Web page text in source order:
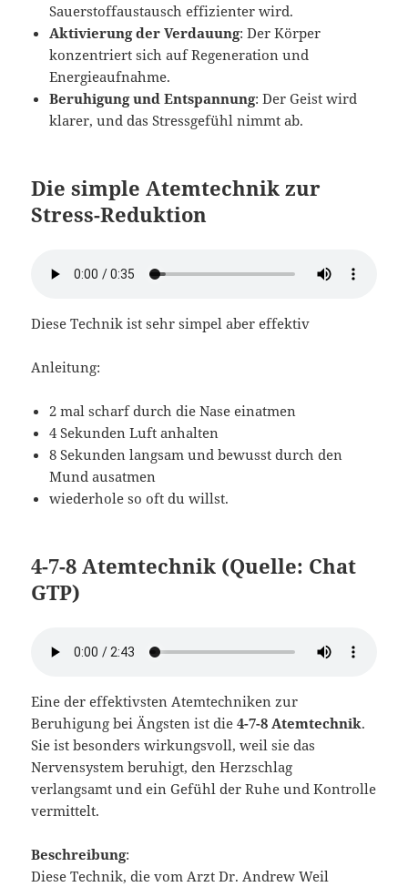
Sauerstoffaustausch effizienter wird.
Aktivierung der Verdauung: Der Körper
konzentriert sich auf Regeneration und
Energieaufnahme.
Beruhigung und Entspannung: Der Geist wird
klarer, und das Stressgefühl nimmt ab.
Die simple Atemtechnik zur
Stress-Reduktion
Diese Technik ist sehr simpel aber effektiv
Anleitung:
2 mal scharf durch die Nase einatmen
4 Sekunden Luft anhalten
8 Sekunden langsam und bewusst durch den
Mund ausatmen
wiederhole so oft du willst.
4-7-8 Atemtechnik (Quelle: Chat
GTP)
Eine der effektivsten Atemtechniken zur
Beruhigung bei Ängsten ist die4-7-8 Atemtechnik.
Sie ist besonders wirkungsvoll, weil sie das
Nervensystem beruhigt, den Herzschlag
verlangsamt und ein Gefühl der Ruhe und Kontrolle
vermittelt.
Beschreibung:
Diese Technik, die vom Arzt Dr. Andrew Weil